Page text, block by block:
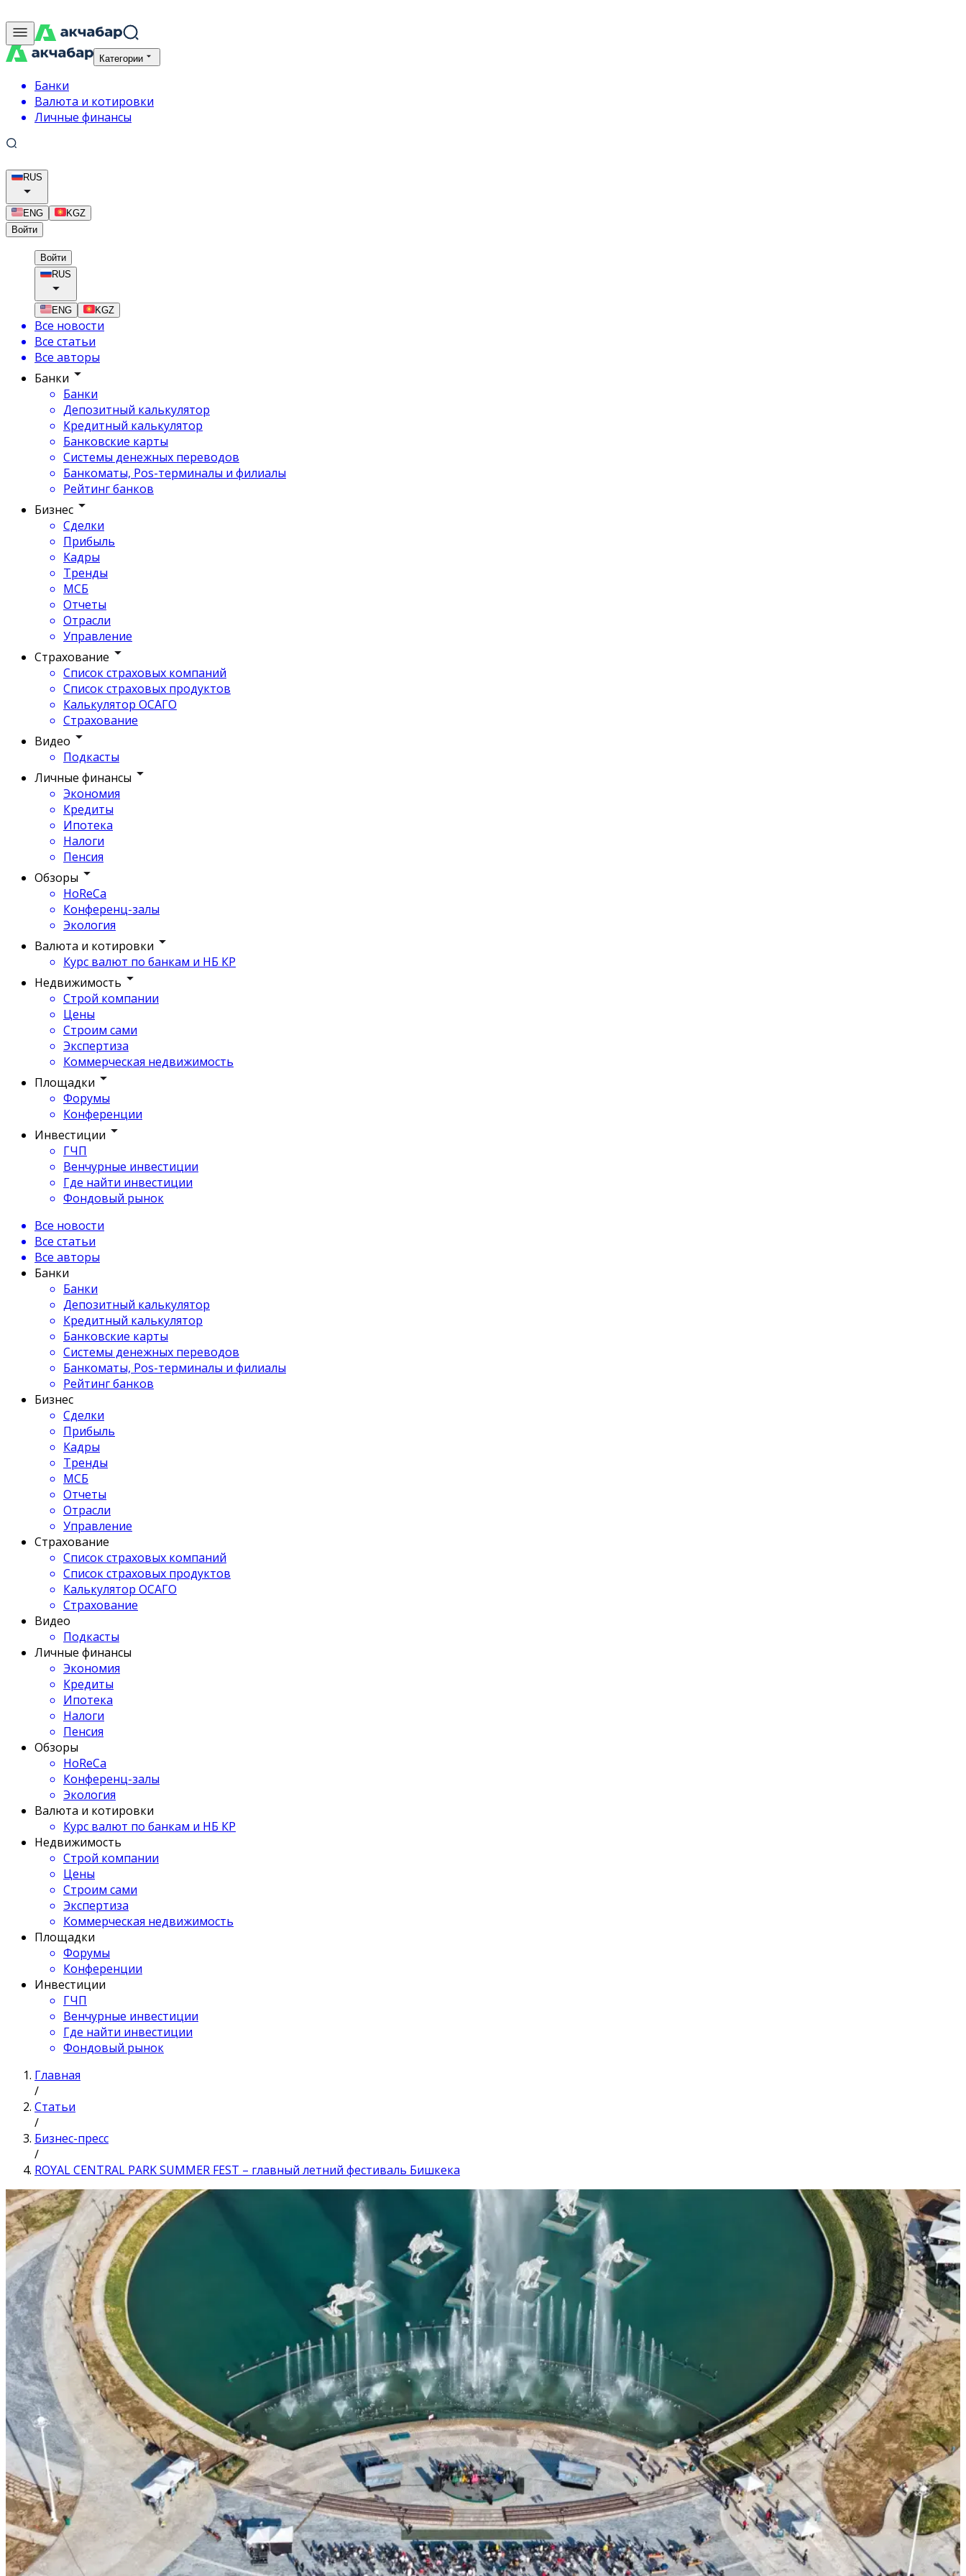
Категории
Банки
Валюта и котировки
Личные финансы
RUS
ENG
KGZ
Войти
Войти
RUS
ENG KGZ
Все новости
Все статьи
Все авторы
Банки
Банки
Депозитный калькулятор
Кредитный калькулятор
Банковские карты
Системы денежных переводов
Банкоматы, Pos-терминалы и филиалы
Рейтинг банков
Бизнес
Сделки
Прибыль
Кадры
Тренды
МСБ
Отчеты
Отрасли
Управление
Страхование
Список страховых компаний
Список страховых продуктов
Калькулятор ОСАГО
Страхование
Видео
Подкасты
Личные финансы
Экономия
Кредиты
Ипотека
Налоги
Пенсия
Обзоры
HoReCa
Конференц-залы
Экология
Валюта и котировки
Курс валют по банкам и НБ КР
Недвижимость
Строй компании
Цены
Строим сами
Экспертиза
Коммерческая недвижимость
Площадки
Форумы
Конференции
Инвестиции
ГЧП
Венчурные инвестиции
Где найти инвестиции
Фондовый рынок
Все новости
Все статьи
Все авторы
Банки
Банки
Депозитный калькулятор
Кредитный калькулятор
Банковские карты
Системы денежных переводов
Банкоматы, Pos-терминалы и филиалы
Рейтинг банков
Бизнес
Сделки
Прибыль
Кадры
Тренды
МСБ
Отчеты
Отрасли
Управление
Страхование
Список страховых компаний
Список страховых продуктов
Калькулятор ОСАГО
Страхование
Видео
Подкасты
Личные финансы
Экономия
Кредиты
Ипотека
Налоги
Пенсия
Обзоры
HoReCa
Конференц-залы
Экология
Валюта и котировки
Курс валют по банкам и НБ КР
Недвижимость
Строй компании
Цены
Строим сами
Экспертиза
Коммерческая недвижимость
Площадки
Форумы
Конференции
Инвестиции
ГЧП
Венчурные инвестиции
Где найти инвестиции
Фондовый рынок
Главная
/
Статьи
/
Бизнес-пресс
/
ROYAL CENTRAL PARK SUMMER FEST – главный летний фестиваль Бишкека